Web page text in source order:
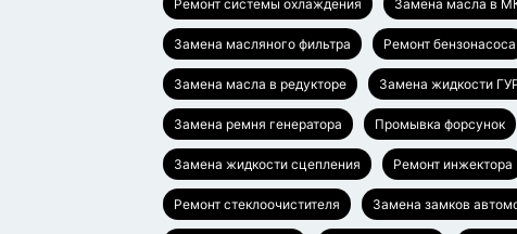
Ремонт системы охлаждения Замена масла в
Замена масляного фильтра Ремонт бензонасоса
Замена масла в редукторе Замена жидкости
Замена ремня генератора Промывка форсунок
Замена жидкости сцепления Ремонт инжектора
Ремонт стеклоочистителя Замена замков